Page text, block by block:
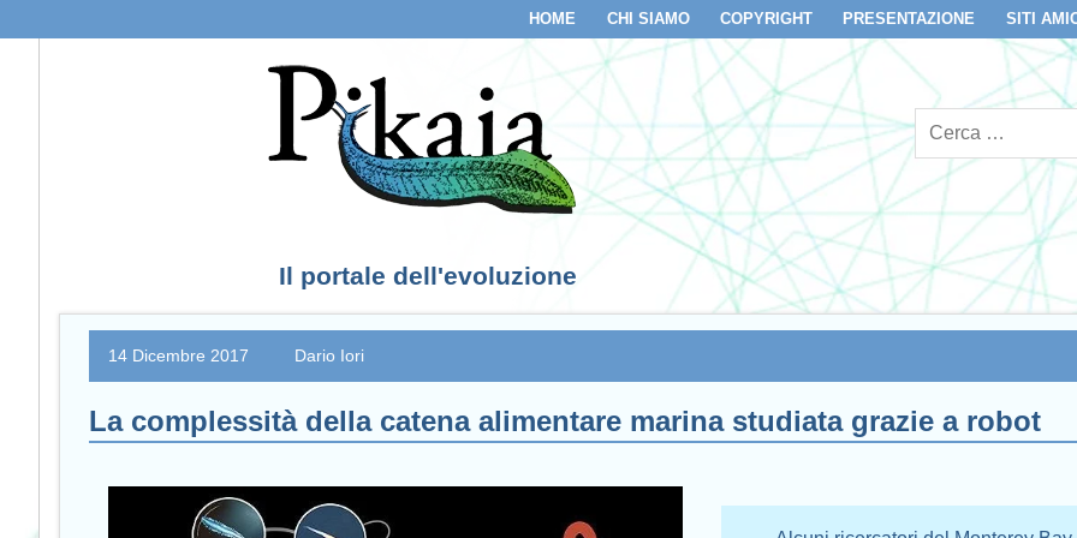
HOME CHI SIAMO COPYRIGHT PRESENTAZIONE SITI
Il portale dell'evoluzione
14 Dicembre 2017 Dario Iori
La complessità della catena alimentare marina studiata grazie a robot